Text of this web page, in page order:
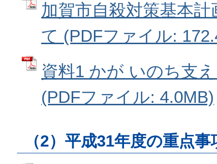
加賀市自殺対策基本
て (PDFファイル:
資料1 かが いのち支
(PDFファイル: 4.0MB)
（2）平成31年度の重点